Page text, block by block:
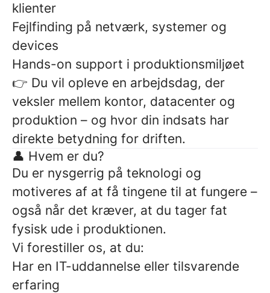
klienter
Fejlfinding på netværk, systemer og
devices
Hands-on support i produktionsmiljøet
👉 Du vil opleve en arbejdsdag, der
veksler mellem kontor, datacenter og
produktion – og hvor din indsats har
direkte betydning for driften.
👤 Hvem er du?
Du er nysgerrig på teknologi og
motiveres af at få tingene til at fungere –
også når det kræver, at du tager fat
fysisk ude i produktionen.
Vi forestiller os, at du:
Har en IT-uddannelse eller tilsvarende
erfaring